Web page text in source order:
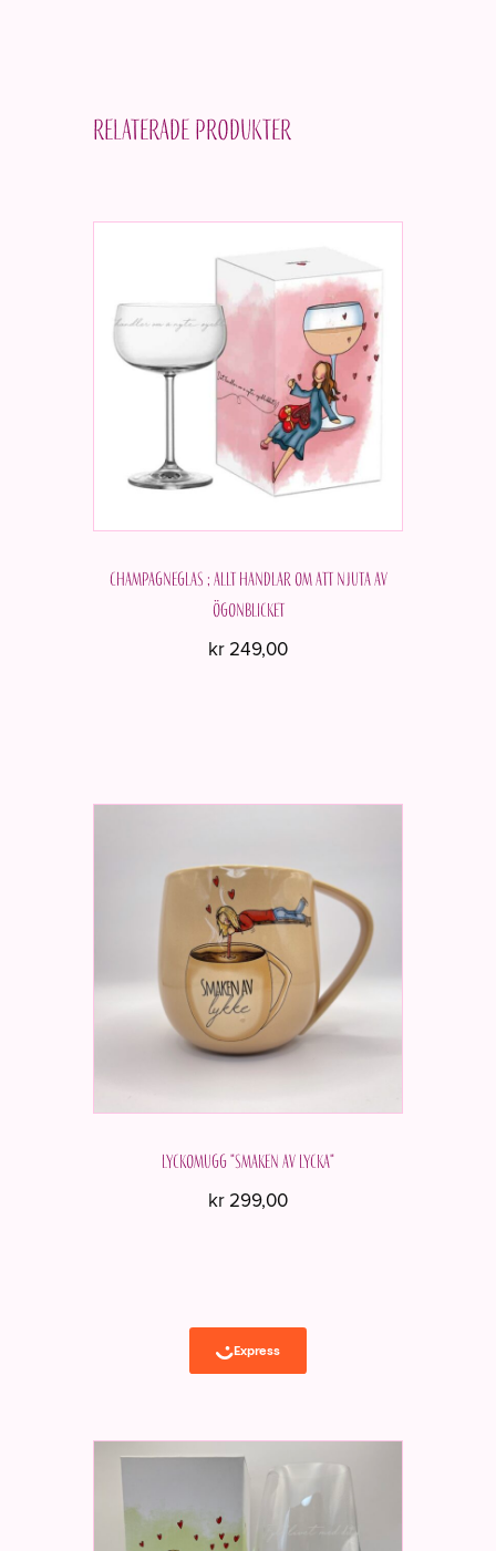
Relaterade produkter
Champagneglas ; Allt handlar om att njuta av
ögonblicket
kr 249,00
Lyckomugg "Smaken av lycka"
kr 299,00